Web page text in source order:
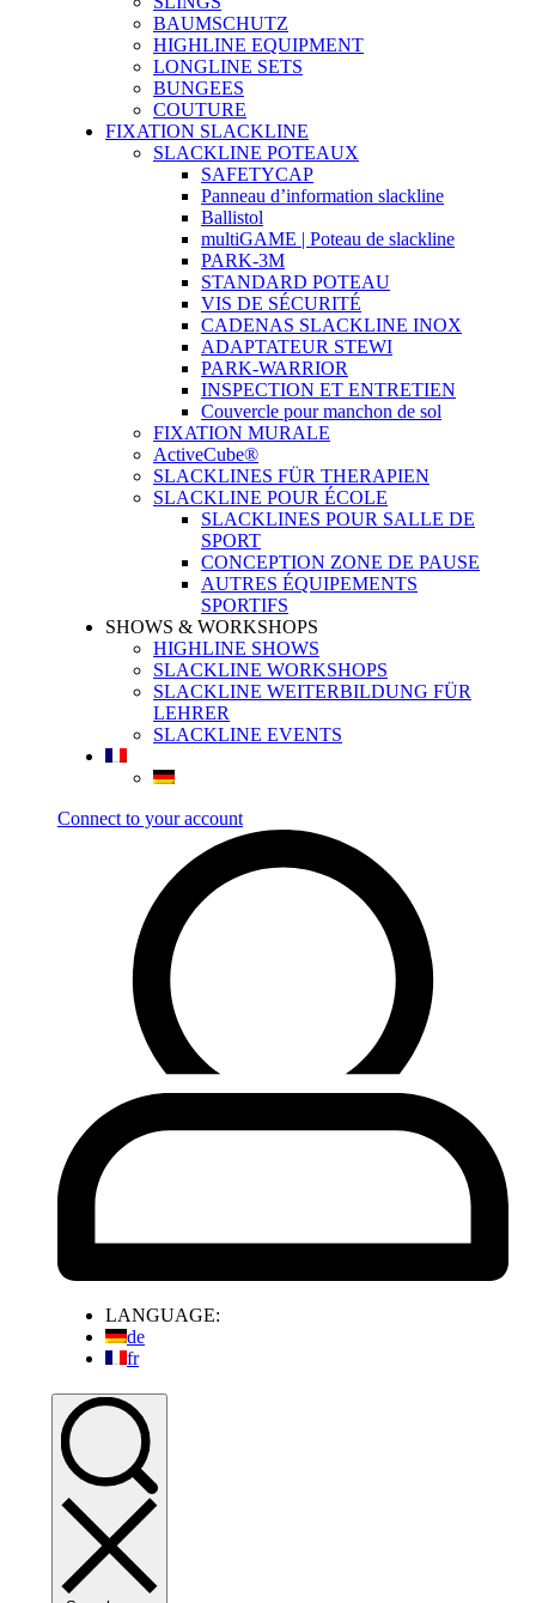
BAUMSCHUTZ
HIGHLINE EQUIPMENT
LONGLINE SETS
BUNGEES
COUTURE
FIXATION SLACKLINE
SLACKLINE POTEAUX
SAFETYCAP
Panneau d’information slackline
Ballistol
multiGAME | Poteau de slackline
PARK-3M
STANDARD POTEAU
VIS DE SÉCURITÉ
CADENAS SLACKLINE INOX
ADAPTATEUR STEWI
PARK-WARRIOR
INSPECTION ET ENTRETIEN
Couvercle pour manchon de sol
FIXATION MURALE
ActiveCube®
SLACKLINES FÜR THERAPIEN
SLACKLINE POUR ÉCOLE
SLACKLINES POUR SALLE DE
SPORT
CONCEPTION ZONE DE PAUSE
AUTRES ÉQUIPEMENTS
SPORTIFS
SHOWS & WORKSHOPS
HIGHLINE SHOWS
SLACKLINE WORKSHOPS
SLACKLINE WEITERBILDUNG FÜR
LEHRER
SLACKLINE EVENTS
Connect to your account
LANGUAGE:
de
fr